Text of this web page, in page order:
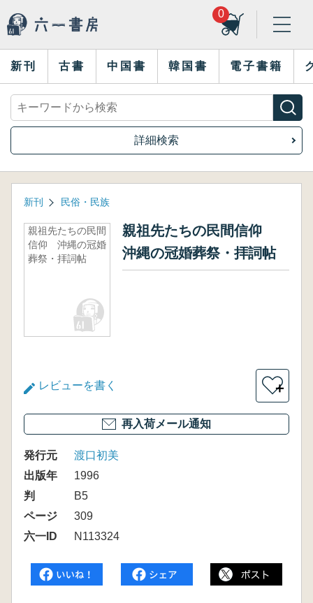
0
新刊 古書 中国書 韓国書 電子書籍
詳細検索
新刊 民俗・民族
親祖先たちの民間
信仰 沖縄の冠婚
葬祭・拝詞帖
親祖先たちの民間信仰
沖縄の冠婚葬祭・拝詞帖
レビューを書く ＋
再入荷メール通知
発行元
渡口初美
出版年
1996
判
B5
ページ
309
六一ID
N113324